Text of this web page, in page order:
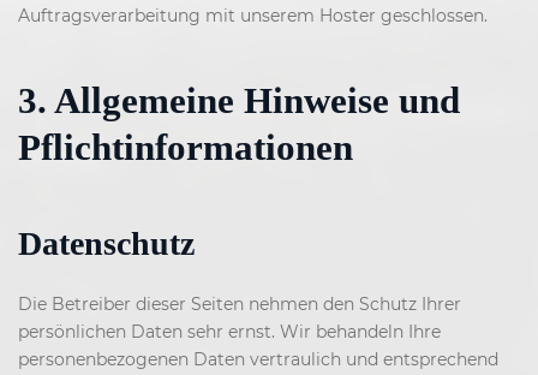
Auftragsverarbeitung mit unserem Hoster geschlossen.
3. Allgemeine Hinweise und
Pflichtinformationen
Datenschutz
Die Betreiber dieser Seiten nehmen den Schutz Ihrer
persönlichen Daten sehr ernst. Wir behandeln Ihre
personenbezogenen Daten vertraulich und entsprechend